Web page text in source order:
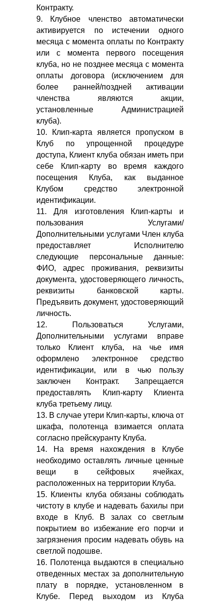
Контракту.
9. Клубное членство автоматически
активируется по истечении одного
месяца с момента оплаты по Контракту
или с момента первого посещения
клуба, но не позднее месяца с момента
оплаты договора (исключением для
более ранней/поздней активации
членства являются акции,
установленные Администрацией
клуба).
10. Клип-карта является пропуском в
Клуб по упрощенной процедуре
доступа, Клиент клуба обязан иметь при
себе Клип-карту во время каждого
посещения Клуба, как выданное
Клубом средство электронной
идентификации.
11. Для изготовления Клип-карты и
пользования Услугами/
Дополнительными услугами Член клуба
предоставляет Исполнителю
следующие персональные данные:
ФИО, адрес проживания, реквизиты
документа, удостоверяющего личность,
реквизиты банковской карты.
Предъявить документ, удостоверяющий
личность.
12. Пользоваться Услугами,
Дополнительными услугами вправе
только Клиент клуба, на чье имя
оформлено электронное средство
идентификации, или в чью пользу
заключен Контракт. Запрещается
предоставлять Клип-карту Клиента
клуба третьему лицу.
13. В случае утери Клип-карты, ключа от
шкафа, полотенца взимается оплата
согласно прейскуранту Клуба.
14. На время нахождения в Клубе
необходимо оставлять личные ценные
вещи в сейфовых ячейках,
расположенных на территории Клуба.
15. Клиенты клуба обязаны соблюдать
чистоту в клубе и надевать бахилы при
входе в Клуб. В залах со светлым
покрытием во избежание его порчи и
загрязнения просим надевать обувь на
светлой подошве.
16. Полотенца выдаются в специально
отведенных местах за дополнительную
плату в порядке, установленном в
Клубе. Перед выходом из Клуба